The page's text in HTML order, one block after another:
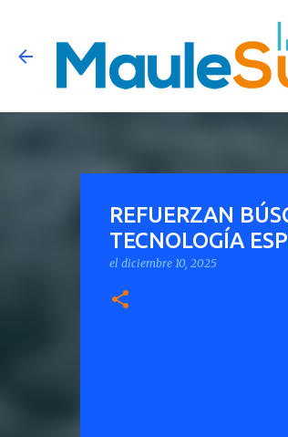
REFUERZAN
TECNOLOGÍA
el diciembre 10, 2025